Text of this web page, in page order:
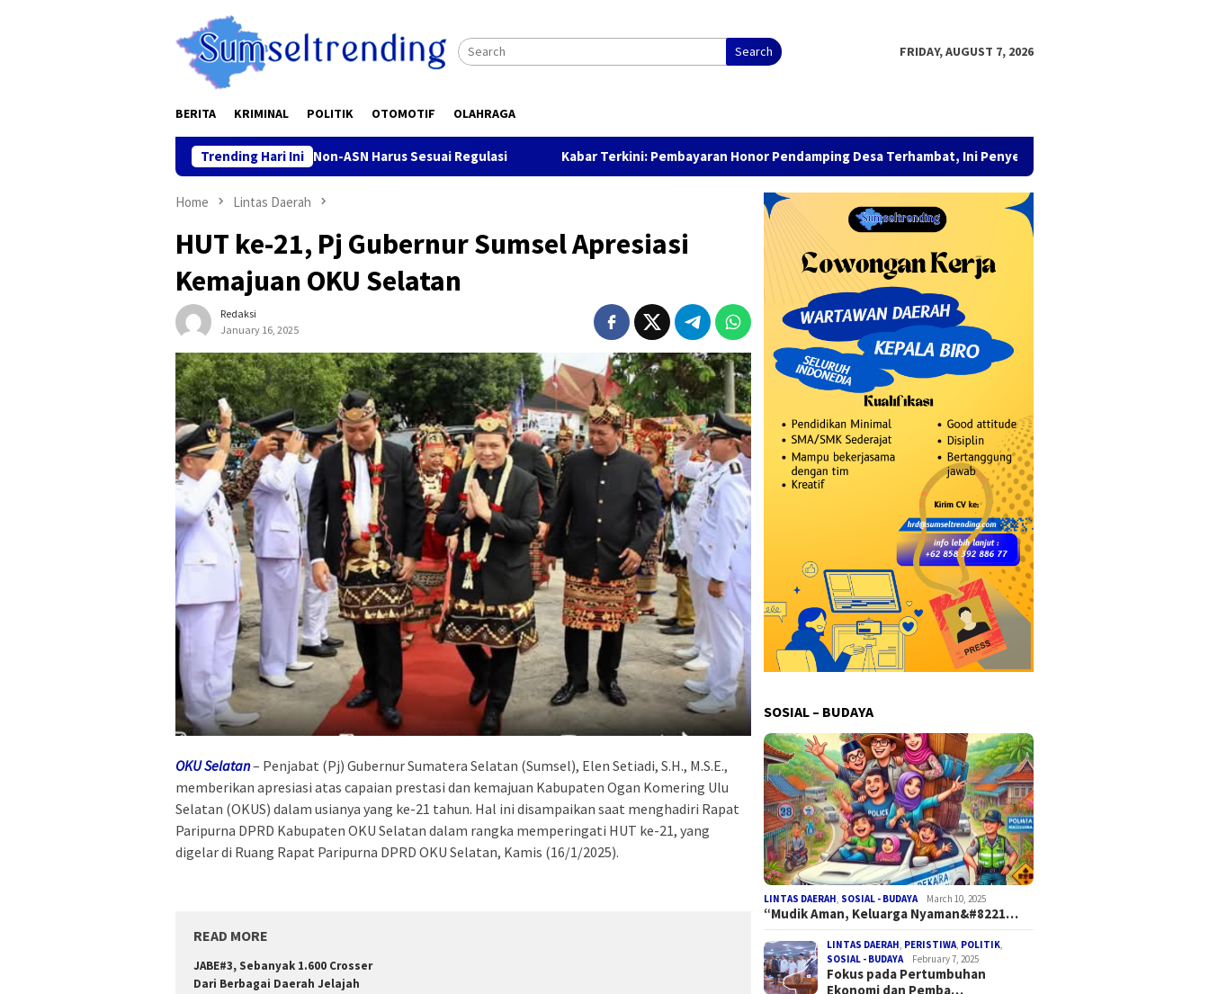
Search FRIDAY, AUGUST 7, 2026
BERITA KRIMINAL POLITIK OTOMOTIF OLAHRAGA
Trending Hari Ini
Penganggaran Gaji Pegawai Non-ASN Harus Sesuai Regulasi Kabar Terkini: Pembayaran Honor Pendamping Desa Terhambat, Ini Penyebabnya!
Home Lintas Daerah
HUT ke-21, Pj Gubernur Sumsel Apresiasi
Kemajuan OKU Selatan
Redaksi
January 16, 2025
OKU Selatan– Penjabat (Pj) Gubernur Sumatera Selatan (Sumsel), Elen Setiadi, S.H., M.S.E.,
memberikan apresiasi atas capaian prestasi dan kemajuan Kabupaten Ogan Komering Ulu
Selatan (OKUS) dalam usianya yang ke-21 tahun. Hal ini disampaikan saat menghadiri Rapat
Paripurna DPRD Kabupaten OKU Selatan dalam rangka memperingati HUT ke-21, yang
digelar di Ruang Rapat Paripurna DPRD OKU Selatan, Kamis (16/1/2025).
READ MORE
JABE#3, Sebanyak 1.600 Crosser
Dari Berbagai Daerah Jelajah
SOSIAL – BUDAYA
LINTAS DAERAH, SOSIAL - BUDAYA March 10, 2025
“Mudik Aman, Keluarga Nyaman&#8221…
LINTAS DAERAH, PERISTIWA, POLITIK,
SOSIAL - BUDAYA
February 7, 2025
Fokus pada Pertumbuhan
Ekonomi dan Pemba…